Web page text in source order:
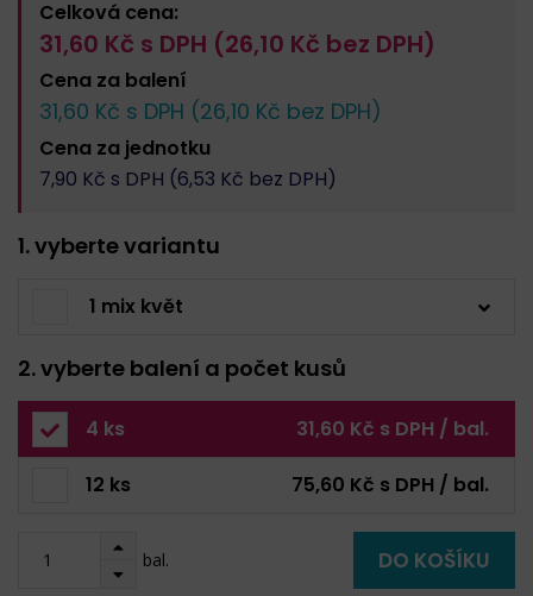
Celková cena:
31,60 Kč s DPH (26,10 Kč bez DPH)
Cena za balení
31,60 Kč s DPH (26,10 Kč bez DPH)
Cena za jednotku
7,90 Kč s DPH (6,53 Kč bez DPH)
1. vyberte variantu
1 mix květ
2. vyberte balení a počet kusů
4 ks 31,60 Kč s DPH / bal.
12 ks 75,60 Kč s DPH / bal.
bal. DO KOŠÍKU